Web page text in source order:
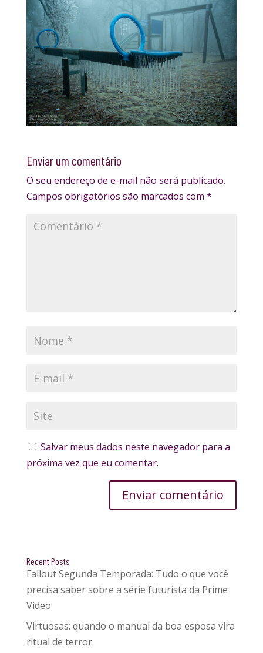
Enviar um comentário
O seu endereço de e-mail não será publicado.
Campos obrigatórios são marcados com *
Salvar meus dados neste navegador para a
próxima vez que eu comentar.
Enviar comentário
Recent Posts
Fallout Segunda Temporada: Tudo o que você
precisa saber sobre a série futurista da Prime
Vídeo
Virtuosas: quando o manual da boa esposa vira
ritual de terror